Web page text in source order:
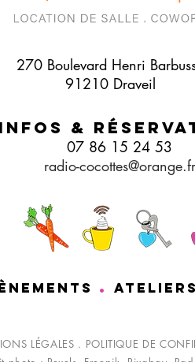
270 Boulevard Henri
91210 Draveil
Infos &
07 86 15 24 53
radio-cocottes@orange.fr
. ATELIERS
LÉGALES . POLITIQUE DE